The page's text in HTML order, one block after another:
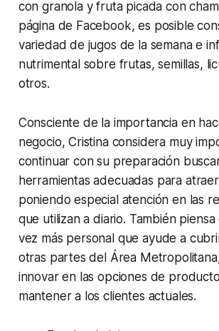
con granola y fruta picada con
página de Facebook, es posible
variedad de jugos de la semana e
nutrimental sobre frutas, semillas,
otros.
Consciente de la importancia en
negocio, Cristina considera muy
continuar con su preparación
herramientas adecuadas para
poniendo especial atención en las
que utilizan a diario. También
vez más personal que ayude a
otras partes del Área
innovar en las opciones de
mantener a los clientes actuales.